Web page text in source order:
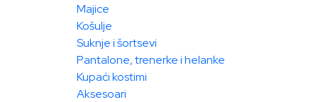
Majice
Košulje
Suknje i šortsevi
Pantalone, trenerke i helanke
Kupaći kostimi
Aksesoari